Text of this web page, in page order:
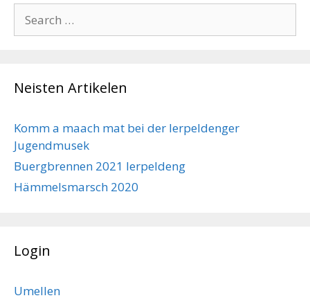
for:
Neisten Artikelen
Komm a maach mat bei der Ierpeldenger
Jugendmusek
Buergbrennen 2021 Ierpeldeng
Hämmelsmarsch 2020
Login
Umellen